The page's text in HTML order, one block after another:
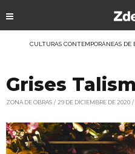
CULTURAS CONTEMPORÁNEAS
Grises
ZONA DE OBRAS 29 DE DICIEMBRE DE 2020